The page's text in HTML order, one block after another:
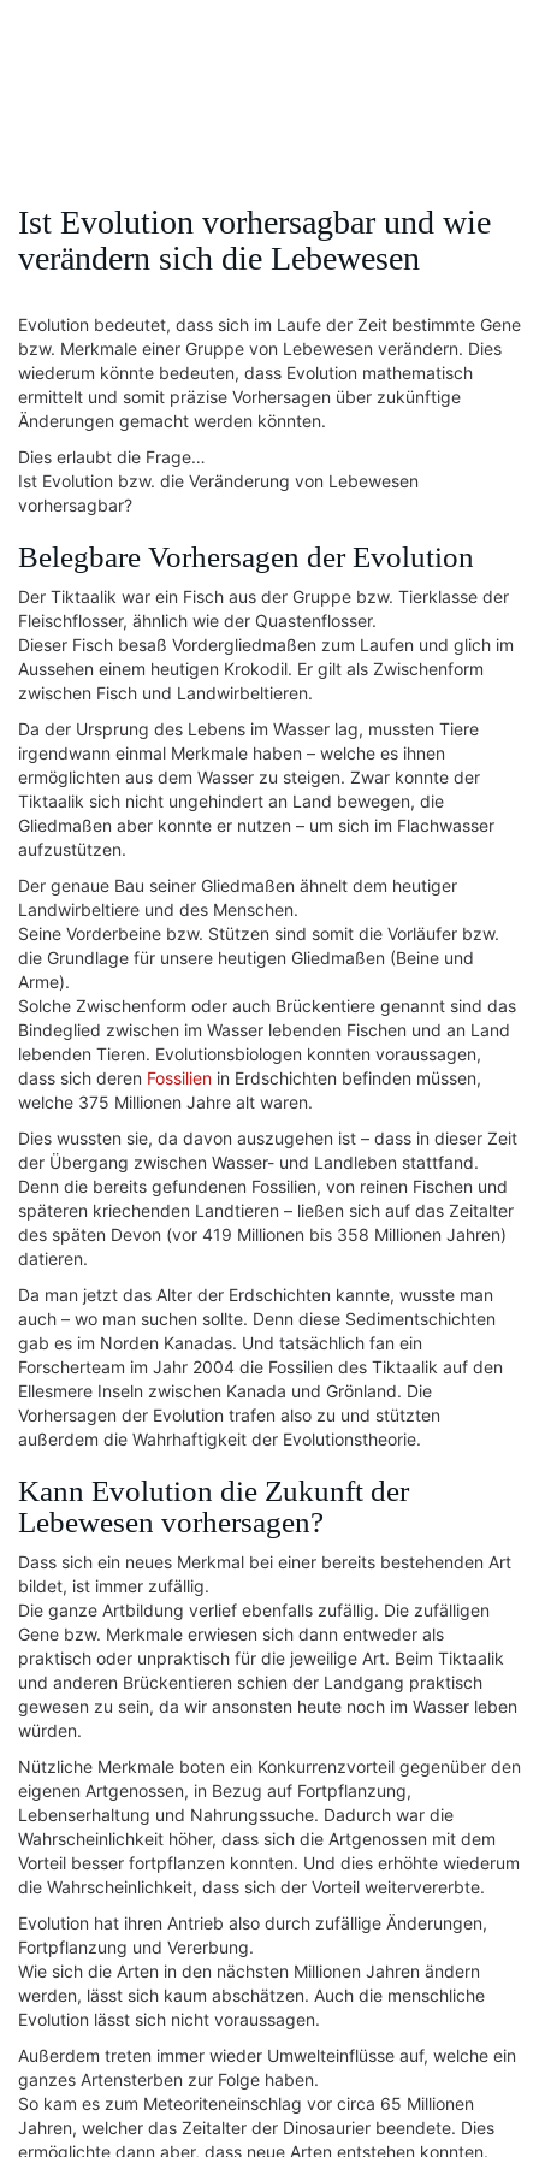
Ist Evolution vorhersagbar und wie
verändern sich die Lebewesen
Evolution bedeutet, dass sich im Laufe der Zeit bestimmte Gene
bzw. Merkmale einer Gruppe von Lebewesen verändern. Dies
wiederum könnte bedeuten, dass Evolution mathematisch
ermittelt und somit präzise Vorhersagen über zukünftige
Änderungen gemacht werden könnten.
Dies erlaubt die Frage…
Ist Evolution bzw. die Veränderung von Lebewesen
vorhersagbar?
Belegbare Vorhersagen der Evolution
Der Tiktaalik war ein Fisch aus der Gruppe bzw. Tierklasse der
Fleischflosser, ähnlich wie der Quastenflosser.
Dieser Fisch besaß Vordergliedmaßen zum Laufen und glich im
Aussehen einem heutigen Krokodil. Er gilt als Zwischenform
zwischen Fisch und Landwirbeltieren.
Da der Ursprung des Lebens im Wasser lag, mussten Tiere
irgendwann einmal Merkmale haben – welche es ihnen
ermöglichten aus dem Wasser zu steigen. Zwar konnte der
Tiktaalik sich nicht ungehindert an Land bewegen, die
Gliedmaßen aber konnte er nutzen – um sich im Flachwasser
aufzustützen.
Der genaue Bau seiner Gliedmaßen ähnelt dem heutiger
Landwirbeltiere und des Menschen.
Seine Vorderbeine bzw. Stützen sind somit die Vorläufer bzw.
die Grundlage für unsere heutigen Gliedmaßen (Beine und
Arme).
Solche Zwischenform oder auch Brückentiere genannt sind das
Bindeglied zwischen im Wasser lebenden Fischen und an Land
lebenden Tieren. Evolutionsbiologen konnten voraussagen,
dass sich deren Fossilien in Erdschichten befinden müssen,
welche 375 Millionen Jahre alt waren.
Dies wussten sie, da davon auszugehen ist – dass in dieser Zeit
der Übergang zwischen Wasser- und Landleben stattfand.
Denn die bereits gefundenen Fossilien, von reinen Fischen und
späteren kriechenden Landtieren – ließen sich auf das Zeitalter
des späten Devon (vor 419 Millionen bis 358 Millionen Jahren)
datieren.
Da man jetzt das Alter der Erdschichten kannte, wusste man
auch – wo man suchen sollte. Denn diese Sedimentschichten
gab es im Norden Kanadas. Und tatsächlich fan ein
Forscherteam im Jahr 2004 die Fossilien des Tiktaalik auf den
Ellesmere Inseln zwischen Kanada und Grönland. Die
Vorhersagen der Evolution trafen also zu und stützten
außerdem die Wahrhaftigkeit der Evolutionstheorie.
Kann Evolution die Zukunft der
Lebewesen vorhersagen?
Dass sich ein neues Merkmal bei einer bereits bestehenden Art
bildet, ist immer zufällig.
Die ganze Artbildung verlief ebenfalls zufällig. Die zufälligen
Gene bzw. Merkmale erwiesen sich dann entweder als
praktisch oder unpraktisch für die jeweilige Art. Beim Tiktaalik
und anderen Brückentieren schien der Landgang praktisch
gewesen zu sein, da wir ansonsten heute noch im Wasser leben
würden.
Nützliche Merkmale boten ein Konkurrenzvorteil gegenüber den
eigenen Artgenossen, in Bezug auf Fortpflanzung,
Lebenserhaltung und Nahrungssuche. Dadurch war die
Wahrscheinlichkeit höher, dass sich die Artgenossen mit dem
Vorteil besser fortpflanzen konnten. Und dies erhöhte wiederum
die Wahrscheinlichkeit, dass sich der Vorteil weitervererbte.
Evolution hat ihren Antrieb also durch zufällige Änderungen,
Fortpflanzung und Vererbung.
Wie sich die Arten in den nächsten Millionen Jahren ändern
werden, lässt sich kaum abschätzen. Auch die menschliche
Evolution lässt sich nicht voraussagen.
Außerdem treten immer wieder Umwelteinflüsse auf, welche ein
ganzes Artensterben zur Folge haben.
So kam es zum Meteoriteneinschlag vor circa 65 Millionen
Jahren, welcher das Zeitalter der Dinosaurier beendete. Dies
ermöglichte dann aber, dass neue Arten entstehen konnten.